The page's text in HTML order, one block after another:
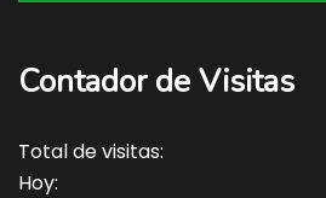
Contador de Visitas
Total de visitas:
Hoy: